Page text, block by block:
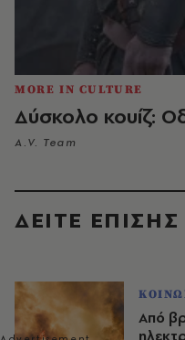
MORE IN CULTURE
Δύσκολο κουίζ:
A.V. Team
ΔΕΙΤΕ ΕΠΙΣΗΣ
Από